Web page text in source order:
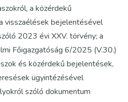
a közérdekű
visszaélések bejelentésével
2023 évi XXV. törvény; a
Főigazgatóság 6/2025 (V.30.)
és közérdekű bejelentések,
ügyintézésével
szóló dokumentum